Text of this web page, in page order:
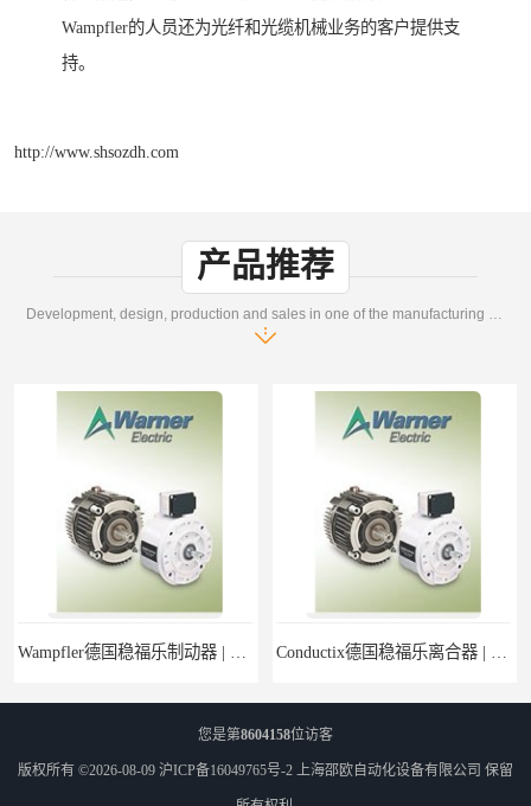
Wampfler的人员还为光纤和光缆机械业务的客户提供支
持。
http://www.shsozdh.com
产品推荐
您是第8604158位访客
版权所有 ©2026-08-09 沪ICP备16049765号-2 上海邵欧自动化设备有限公司 保留